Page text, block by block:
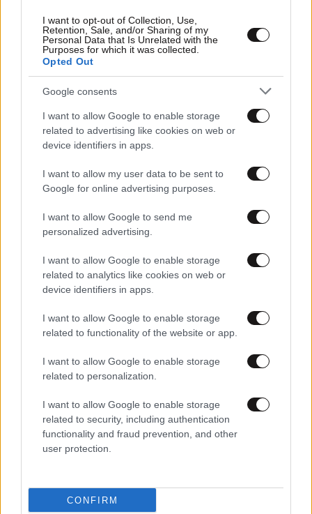
I want to opt-out of Collection, Use,
Retention, Sale, and/or Sharing of my
Personal Data that Is Unrelated with the
Purposes for which it was collected.
Opted Out
Google consents
I want to allow Google to enable storage
related to advertising like cookies on web or
device identifiers in apps.
I want to allow my user data to be sent to
Google for online advertising purposes.
I want to allow Google to send me
personalized advertising.
I want to allow Google to enable storage
related to analytics like cookies on web or
device identifiers in apps.
I want to allow Google to enable storage
related to functionality of the website or app.
I want to allow Google to enable storage
related to personalization.
I want to allow Google to enable storage
related to security, including authentication
functionality and fraud prevention, and other
user protection.
CONFIRM
10·03·2026 12:26
Το «ευχαριστώ» Δούκα στον Χαρδαλιά: «Ο
Περιφερειάρχης δίνει την πρέπουσα σημασία στην
10·03·2026 12:10
Δούκας για «διεύρυνση» του ΠΑΣΟΚ: Φύρδην μίγδην
επιλογές – Αυτοί που του πέταγαν νεράντζια θα έχουν
λόγο στο συνέδριο;